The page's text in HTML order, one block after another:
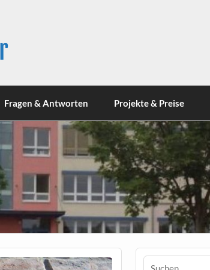
Fragen & Antworten Projekte & Preise